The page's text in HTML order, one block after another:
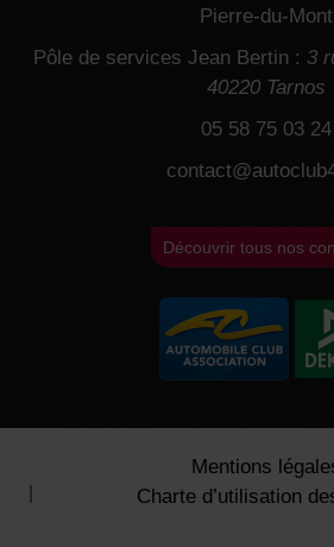
Pierre-du-Mont
Pôle de services Jean Bertin : 3
40220 Tarnos
05 58 75 03 24
Découvrir tous nos
Mentions
Charte d’utilisation